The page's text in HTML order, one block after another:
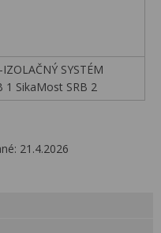
SYSTÉM
1 SikaMost SRB 2
21.4.2026